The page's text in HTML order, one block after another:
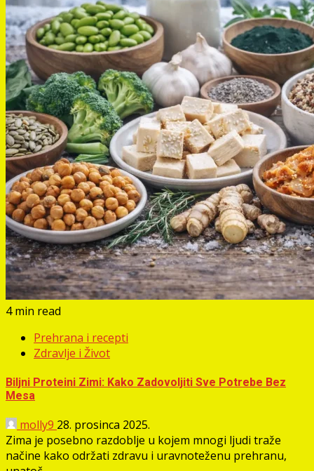
4 min read
Prehrana i recepti
Zdravlje i Život
Biljni Proteini Zimi: Kako Zadovoljiti Sve Potrebe Bez
Mesa
molly9 28. prosinca 2025.
Zima je posebno razdoblje u kojem mnogi ljudi traže
načine kako održati zdravu i uravnoteženu prehranu,